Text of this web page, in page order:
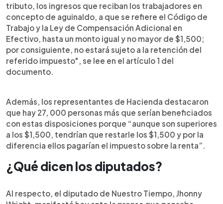
tributo, los ingresos que reciban los trabajadores en
concepto de aguinaldo, a que se refiere el Código de
Trabajo y la Ley de Compensación Adicional en
Efectivo, hasta un monto igual y no mayor de $1,500;
por consiguiente, no estará sujeto a la retención del
referido impuesto", se lee en el artículo 1 del
documento.
Además, los representantes de Hacienda destacaron
que hay 27, 000 personas más que serían beneficiados
con estas disposiciones porque “aunque son superiores
a los $1,500, tendrían que restarle los $1,500 y por la
diferencia ellos pagarían el impuesto sobre la renta”.
¿Qué dicen los diputados?
Al respecto, el diputado de Nuestro Tiempo, Jhonny